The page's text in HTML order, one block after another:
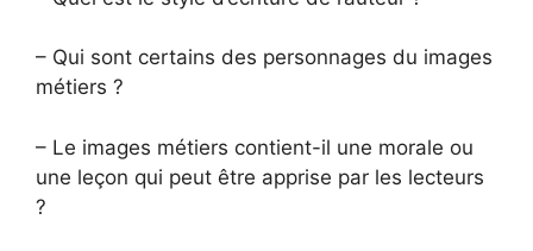
– Qui sont certains des personnages du images
métiers ?
– Le images métiers contient-il une morale ou
une leçon qui peut être apprise par les lecteurs
?